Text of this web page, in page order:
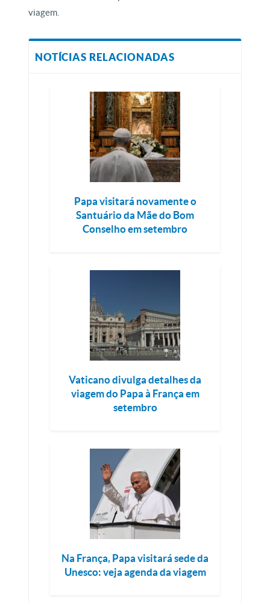
viagem.
NOTÍCIAS RELACIONADAS
Papa visitará novamente o
Santuário da Mãe do Bom
Conselho em setembro
Vaticano divulga detalhes da
viagem do Papa à França em
setembro
Na França, Papa visitará sede da
Unesco: veja agenda da viagem